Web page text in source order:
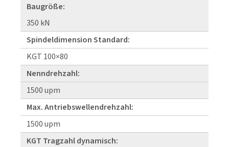
Baugröße:
350 kN
Spindeldimension Standard:
KGT 100×80
Nenndrehzahl:
1500 upm
Max. Antriebswellendrehzahl:
1500 upm
KGT Tragzahl dynamisch: